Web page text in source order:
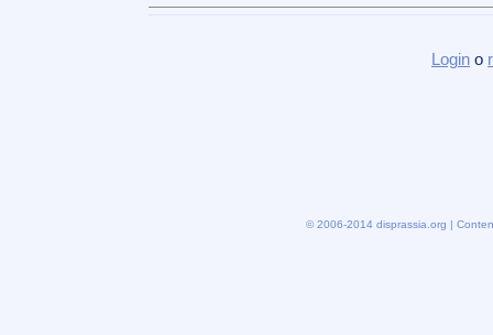
Login o
© 2006-2014 disprassia.org |